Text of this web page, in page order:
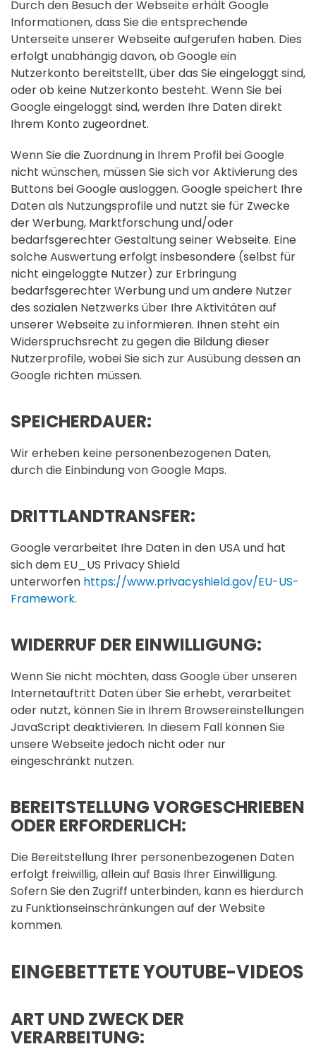
Durch den Besuch der Webseite erhält Google
Informationen, dass Sie die entsprechende
Unterseite unserer Webseite aufgerufen haben. Dies
erfolgt unabhängig davon, ob Google ein
Nutzerkonto bereitstellt, über das Sie eingeloggt sind,
oder ob keine Nutzerkonto besteht. Wenn Sie bei
Google eingeloggt sind, werden Ihre Daten direkt
Ihrem Konto zugeordnet.
Wenn Sie die Zuordnung in Ihrem Profil bei Google
nicht wünschen, müssen Sie sich vor Aktivierung des
Buttons bei Google ausloggen. Google speichert Ihre
Daten als Nutzungsprofile und nutzt sie für Zwecke
der Werbung, Marktforschung und/oder
bedarfsgerechter Gestaltung seiner Webseite. Eine
solche Auswertung erfolgt insbesondere (selbst für
nicht eingeloggte Nutzer) zur Erbringung
bedarfsgerechter Werbung und um andere Nutzer
des sozialen Netzwerks über Ihre Aktivitäten auf
unserer Webseite zu informieren. Ihnen steht ein
Widerspruchsrecht zu gegen die Bildung dieser
Nutzerprofile, wobei Sie sich zur Ausübung dessen an
Google richten müssen.
SPEICHERDAUER:
Wir erheben keine personenbezogenen Daten,
durch die Einbindung von Google Maps.
DRITTLANDTRANSFER:
Google verarbeitet Ihre Daten in den USA und hat
sich dem EU_US Privacy Shield
unterworfen https://www.privacyshield.gov/EU-US-
Framework.
WIDERRUF DER EINWILLIGUNG:
Wenn Sie nicht möchten, dass Google über unseren
Internetauftritt Daten über Sie erhebt, verarbeitet
oder nutzt, können Sie in Ihrem Browsereinstellungen
JavaScript deaktivieren. In diesem Fall können Sie
unsere Webseite jedoch nicht oder nur
eingeschränkt nutzen.
BEREITSTELLUNG VORGESCHRIEBEN
ODER ERFORDERLICH:
Die Bereitstellung Ihrer personenbezogenen Daten
erfolgt freiwillig, allein auf Basis Ihrer Einwilligung.
Sofern Sie den Zugriff unterbinden, kann es hierdurch
zu Funktionseinschränkungen auf der Website
kommen.
EINGEBETTETE YOUTUBE-VIDEOS
ART UND ZWECK DER
VERARBEITUNG: